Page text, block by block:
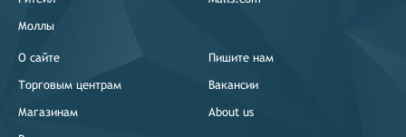
Московская обл.
округ
Домодедово,Домодедово,Каширское
ш.,3а
Московская обл.
Серпуховская,45
Моллы
О сайте
Торговым центрам
Магазинам
Пишите нам
Вакансии
About us